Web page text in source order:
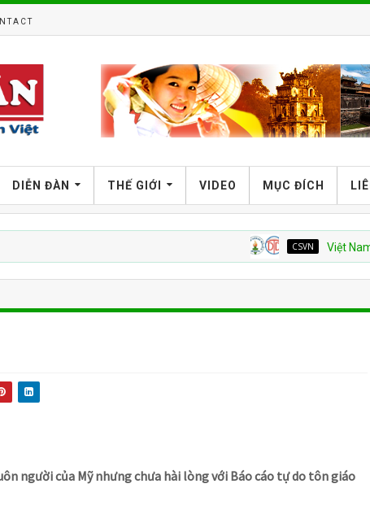
DIỄN ĐÀN THẾ GIỚI VIDEO MỤC ĐÍCH
CSVN Việt Nam bị cáo
người của Mỹ nhưng chưa hài lòng với Báo cáo tự do tôn giáo